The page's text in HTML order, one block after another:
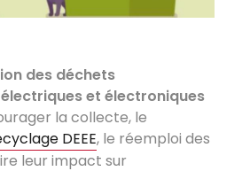
des déchets
et électroniques
la collecte, le
DEEE, le réemploi des
leur impact sur